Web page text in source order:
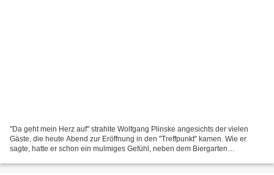
"Da geht mein Herz auf" strahlte Wolfgang Plinske angesichts der vielen
Gäste, die heute Abend zur Eröffnung in den "Treffpunkt" kamen. Wie er
sagte, hatte er schon ein mulmiges Gefühl, neben dem Biergarten